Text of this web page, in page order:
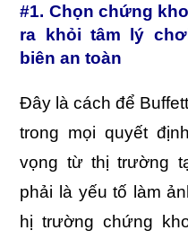
#1. Chọn chứng
ra khỏi tâm lý
biên an toàn
Đây là cách để
trong mọi quyết
vọng từ thị trường
phải là yếu tố làm
hị trường chứng